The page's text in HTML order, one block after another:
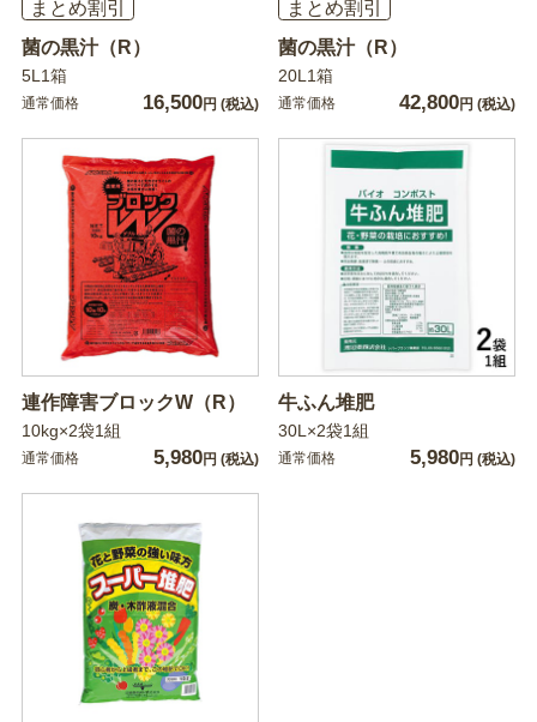
まとめ割引
菌の黒汁（R）
5L1箱
通常価格 16,500円 (税込)
まとめ割引
菌の黒汁（R）
20L1箱
通常価格 42,800円 (税込)
連作障害ブロックW（R）
10kg×2袋1組
通常価格 5,980円 (税込)
牛ふん堆肥
30L×2袋1組
通常価格 5,980円 (税込)